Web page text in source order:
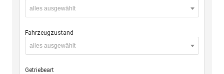
alles ausgewählt
Fahrzeugzustand
alles ausgewählt
Getriebeart